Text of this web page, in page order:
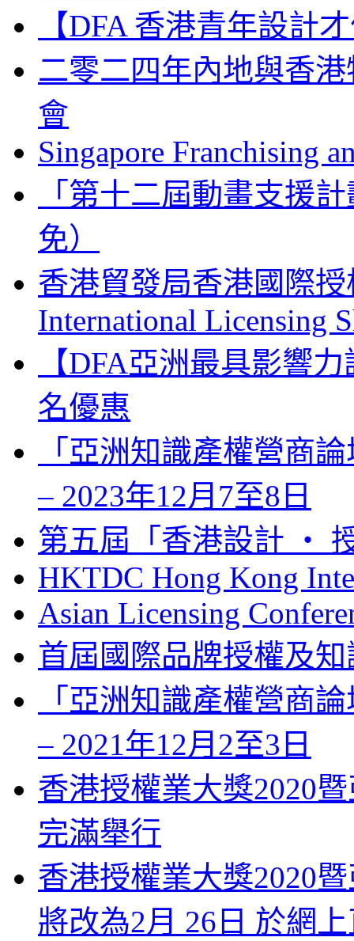
【DFA 香港青年設計
二零二四年內地與香
會
Singapore Franchising
「第十二屆動畫支援
免）
香港貿發局香港國際
International Licensing
【DFA亞洲最具影響
名優惠
「亞洲知識產權營商
– 2023年12月7至8日
第五屆「香港設計 ‧
HKTDC Hong Kong
Asian Licensing
首屆國際品牌授權及
「亞洲知識產權營商
– 2021年12月2至3日
香港授權業大獎2020
完滿舉行
香港授權業大獎2020
將改為2月 26日 於網